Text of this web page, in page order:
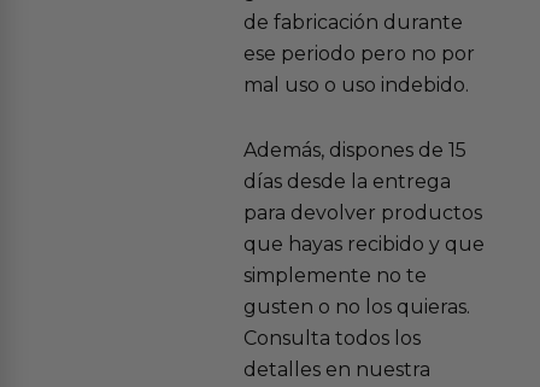
de fabricación durante
ese periodo pero no por
mal uso o uso indebido.
Además, dispones de 15
días desde la entrega
para devolver productos
que hayas recibido y que
simplemente no te
gusten o no los quieras.
Consulta todos los
detalles en nuestra